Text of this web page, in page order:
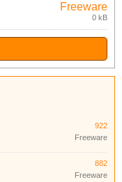
Freeware
0 kB
922
Freeware
882
Freeware